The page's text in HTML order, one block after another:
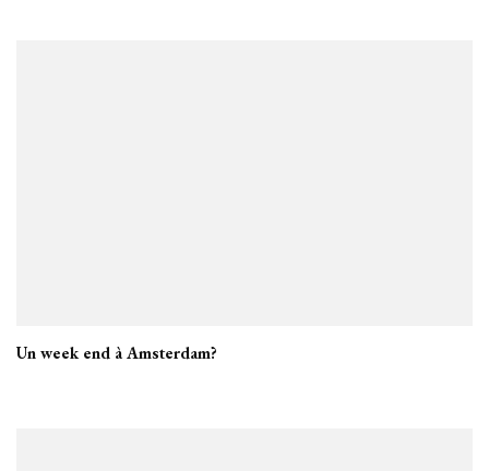
Un week end à Amsterdam?